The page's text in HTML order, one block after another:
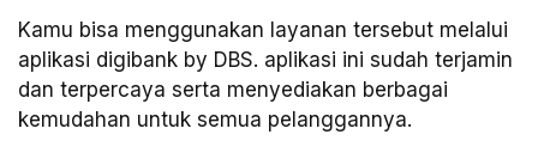
Kamu bisa menggunakan layanan tersebut melalui
aplikasi digibank by DBS. aplikasi ini sudah terjamin
dan terpercaya serta menyediakan berbagai
kemudahan untuk semua pelanggannya.